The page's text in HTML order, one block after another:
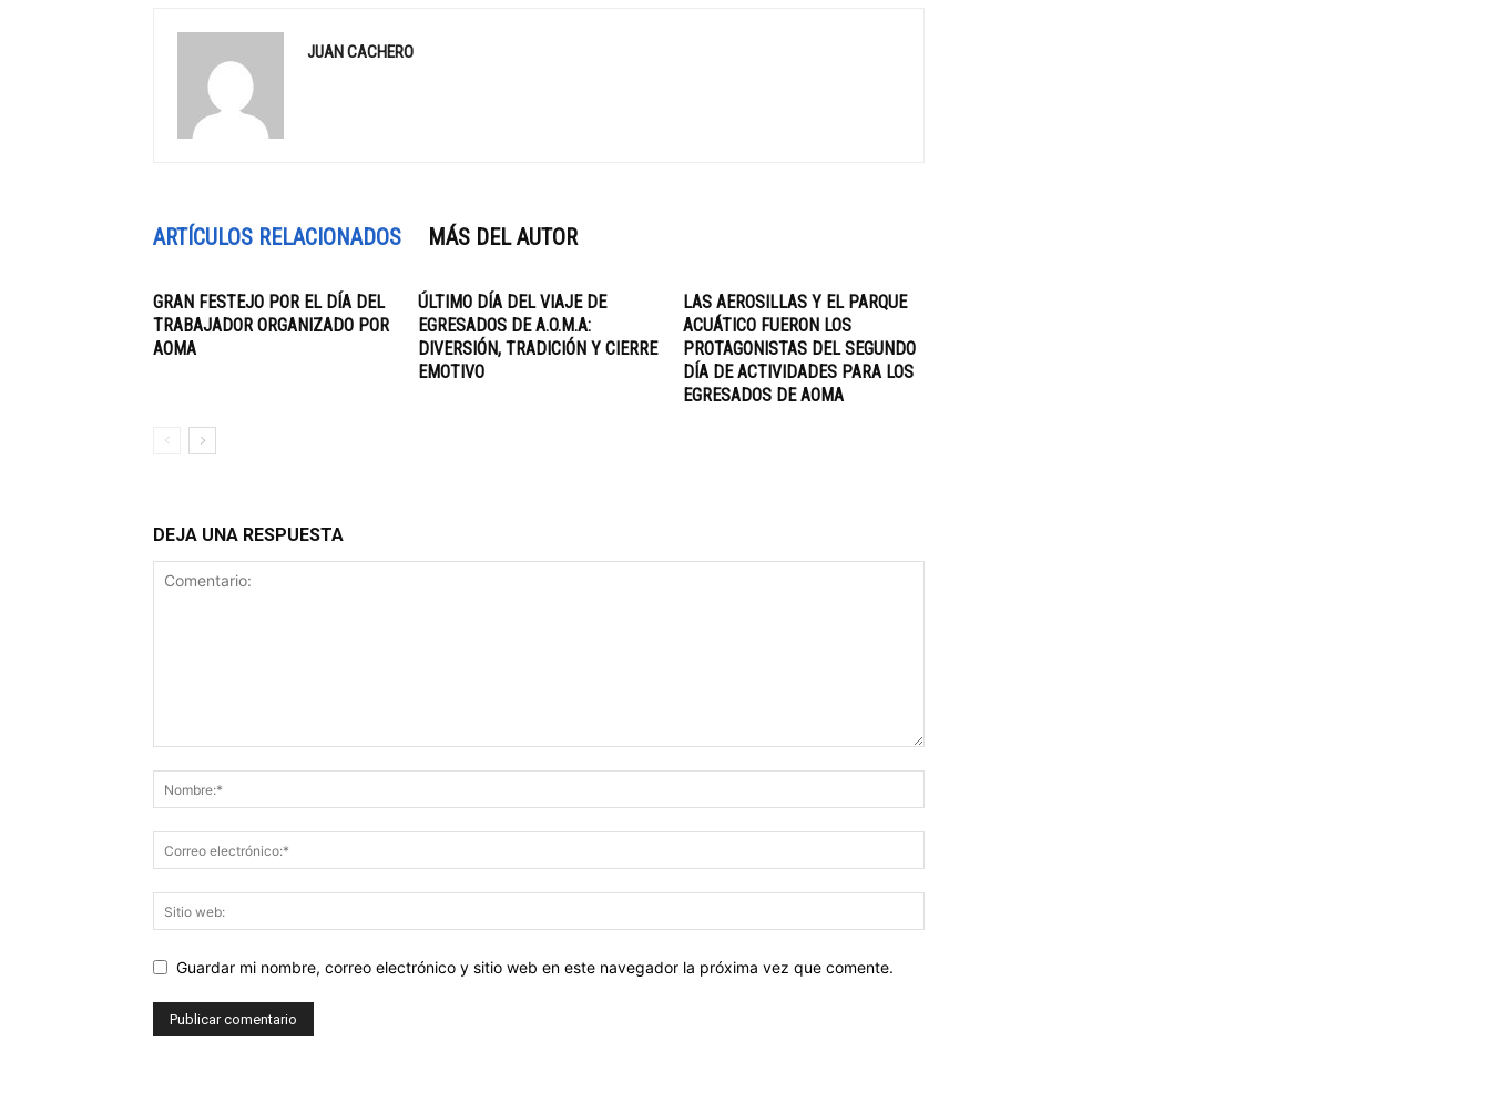
JUAN CACHERO
ARTÍCULOS RELACIONADOS MÁS DEL AUTOR
GRAN FESTEJO POR EL DÍA DEL
TRABAJADOR ORGANIZADO POR
AOMA
ÚLTIMO DÍA DEL VIAJE DE
EGRESADOS DE A.O.M.A:
DIVERSIÓN, TRADICIÓN Y CIERRE
EMOTIVO
LAS AEROSILLAS Y EL PARQUE
ACUÁTICO FUERON LOS
PROTAGONISTAS DEL SEGUNDO
DÍA DE ACTIVIDADES PARA LOS
EGRESADOS DE AOMA
DEJA UNA RESPUESTA
Guardar mi nombre, correo electrónico y sitio web en este navegador la próxima vez que comente.